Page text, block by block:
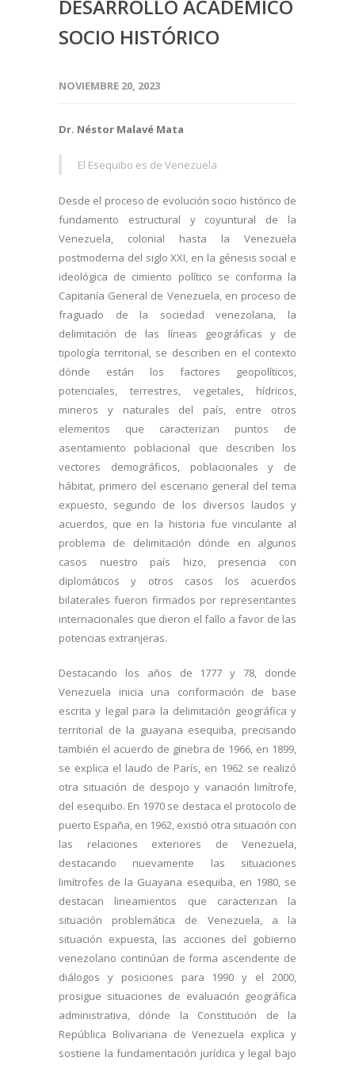
DESARROLLO ACADÉMICO
SOCIO HISTÓRICO
NOVIEMBRE 20, 2023
Dr. Néstor Malavé Mata
El Esequibo es de Venezuela
Desde el proceso de evolución socio histórico de
fundamento estructural y coyuntural de la
Venezuela, colonial hasta la Venezuela
postmoderna del siglo XXI, en la génesis social e
ideológica de cimiento político se conforma la
Capitanía General de Venezuela, en proceso de
fraguado de la sociedad venezolana, la
delimitación de las líneas geográficas y de
tipología territorial, se describen en el contexto
dónde están los factores geopolíticos,
potenciales, terrestres, vegetales, hídricos,
mineros y naturales del país, entre otros
elementos que caracterizan puntos de
asentamiento poblacional que describen los
vectores demográficos, poblacionales y de
hábitat, primero del escenario general del tema
expuesto, segundo de los diversos laudos y
acuerdos, que en la historia fue vinculante al
problema de delimitación dónde en algunos
casos nuestro país hizo, presencia con
diplomáticos y otros casos los acuerdos
bilaterales fueron firmados por representantes
internacionales que dieron el fallo a favor de las
potencias extranjeras.
Destacando los años de 1777 y 78, donde
Venezuela inicia una conformación de base
escrita y legal para la delimitación geográfica y
territorial de la guayana esequiba, precisando
también el acuerdo de ginebra de 1966, en 1899,
se explica el laudo de París, en 1962 se realizó
otra situación de despojo y variación limítrofe,
del esequibo. En 1970 se destaca el protocolo de
puerto España, en 1962, existió otra situación con
las relaciones exteriores de Venezuela,
destacando nuevamente las situaciones
limítrofes de la Guayana esequiba, en 1980, se
destacan lineamientos que caracterizan la
situación problemática de Venezuela, a la
situación expuesta, las acciones del gobierno
venezolano continúan de forma ascendente de
diálogos y posiciones para 1990 y el 2000,
prosigue situaciones de evaluación geográfica
administrativa, dónde la Constitución de la
República Bolivariana de Venezuela explica y
sostiene la fundamentación jurídica y legal bajo